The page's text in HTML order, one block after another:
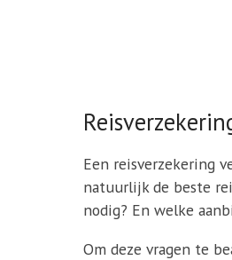
Een reisverzekering
natuurlijk de beste
nodig? En welke
Om deze vragen te